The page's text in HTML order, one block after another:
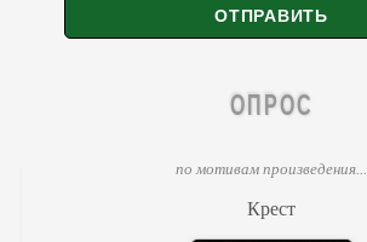
ОПРОС
по мотивам произведения...
Крест